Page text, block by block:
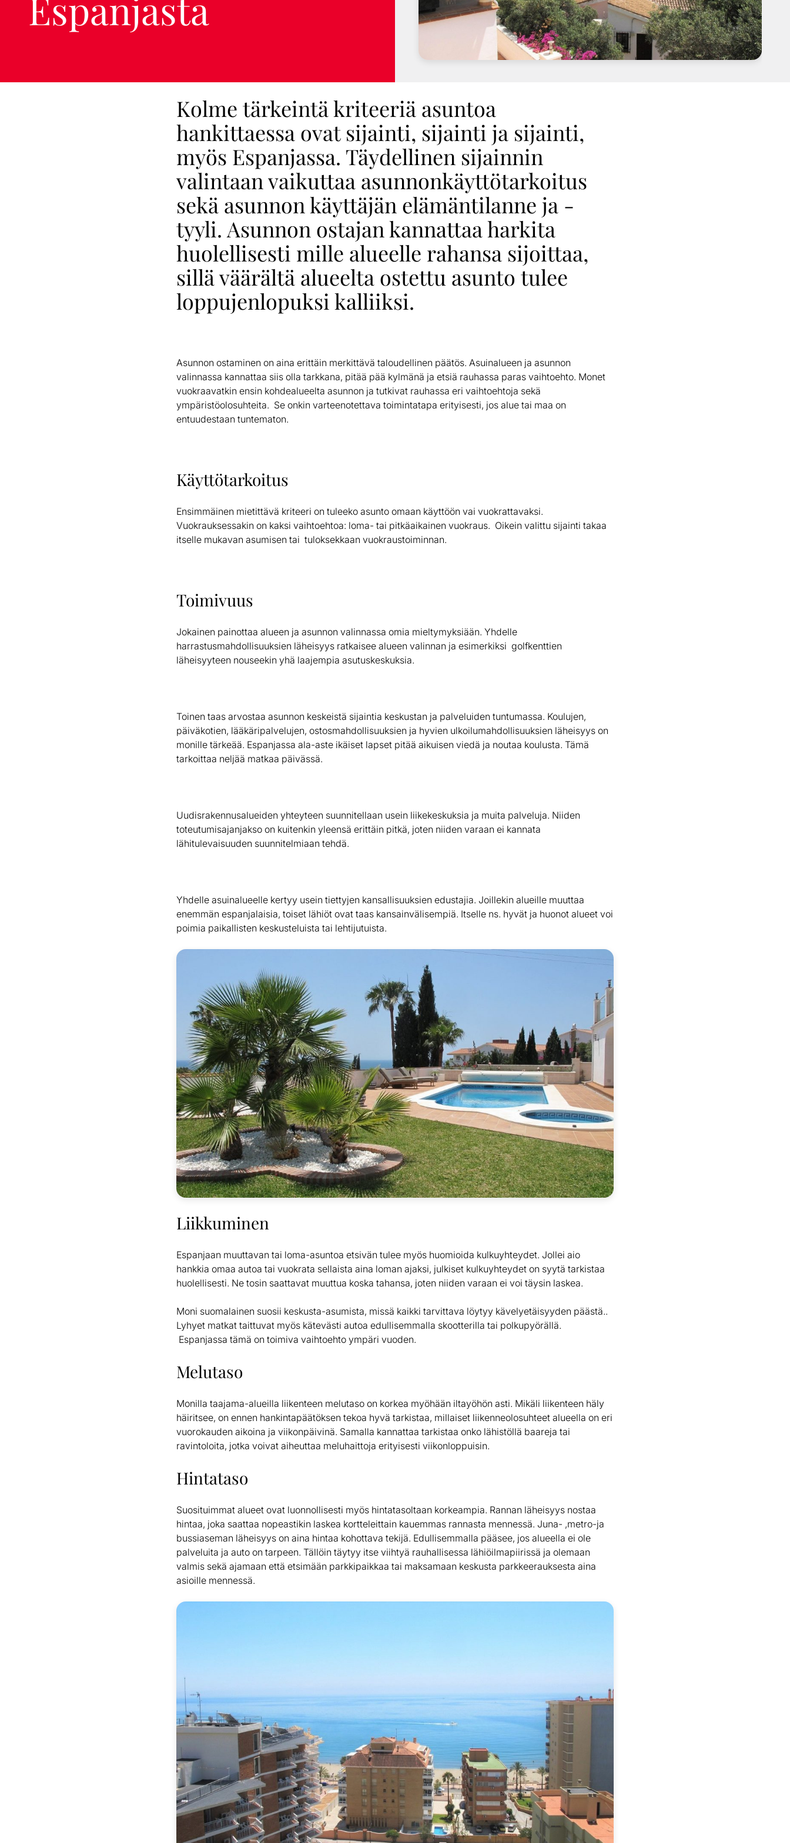
Kolme tärkeintä kriteeriä asuntoa
hankittaessa ovat sijainti, sijainti ja sijainti,
myös Espanjassa. Täydellinen sijainnin
valintaan vaikuttaa asunnonkäyttötarkoitus
sekä asunnon käyttäjän elämäntilanne ja -
tyyli. Asunnon ostajan kannattaa harkita
huolellisesti mille alueelle rahansa sijoittaa,
sillä väärältä alueelta ostettu asunto tulee
loppujenlopuksi kalliiksi.
Asunnon ostaminen on aina erittäin merkittävä taloudellinen päätös. Asuinalueen ja asunnon
valinnassa kannattaa siis olla tarkkana, pitää pää kylmänä ja etsiä rauhassa paras vaihtoehto. Monet
vuokraavatkin ensin kohdealueelta asunnon ja tutkivat rauhassa eri vaihtoehtoja sekä
ympäristöolosuhteita. Se onkin varteenotettava toimintatapa erityisesti, jos alue tai maa on
entuudestaan tuntematon.
Käyttötarkoitus
Ensimmäinen mietittävä kriteeri on tuleeko asunto omaan käyttöön vai vuokrattavaksi.
Vuokrauksessakin on kaksi vaihtoehtoa: loma- tai pitkäaikainen vuokraus. Oikein valittu sijainti takaa
itselle mukavan asumisen tai tuloksekkaan vuokraustoiminnan.
Toimivuus
Jokainen painottaa alueen ja asunnon valinnassa omia mieltymyksiään. Yhdelle
harrastusmahdollisuuksien läheisyys ratkaisee alueen valinnan ja esimerkiksi golfkenttien
läheisyyteen nouseekin yhä laajempia asutuskeskuksia.
Toinen taas arvostaa asunnon keskeistä sijaintia keskustan ja palveluiden tuntumassa. Koulujen,
päiväkotien, lääkäripalvelujen, ostosmahdollisuuksien ja hyvien ulkoilumahdollisuuksien läheisyys on
monille tärkeää. Espanjassa ala-aste ikäiset lapset pitää aikuisen viedä ja noutaa koulusta. Tämä
tarkoittaa neljää matkaa päivässä.
Uudisrakennusalueiden yhteyteen suunnitellaan usein liikekeskuksia ja muita palveluja. Niiden
toteutumisajanjakso on kuitenkin yleensä erittäin pitkä, joten niiden varaan ei kannata
lähitulevaisuuden suunnitelmiaan tehdä.
Yhdelle asuinalueelle kertyy usein tiettyjen kansallisuuksien edustajia. Joillekin alueille muuttaa
enemmän espanjalaisia, toiset lähiöt ovat taas kansainvälisempiä. Itselle ns. hyvät ja huonot alueet voi
poimia paikallisten keskusteluista tai lehtijutuista.
Liikkuminen
Espanjaan muuttavan tai loma-asuntoa etsivän tulee myös huomioida kulkuyhteydet. Jollei aio
hankkia omaa autoa tai vuokrata sellaista aina loman ajaksi, julkiset kulkuyhteydet on syytä tarkistaa
huolellisesti. Ne tosin saattavat muuttua koska tahansa, joten niiden varaan ei voi täysin laskea.
Moni suomalainen suosii keskusta-asumista, missä kaikki tarvittava löytyy kävelyetäisyyden päästä..
Lyhyet matkat taittuvat myös kätevästi autoa edullisemmalla skootterilla tai polkupyörällä.
Espanjassa tämä on toimiva vaihtoehto ympäri vuoden.
Melutaso
Monilla taajama-alueilla liikenteen melutaso on korkea myöhään iltayöhön asti. Mikäli liikenteen häly
häiritsee, on ennen hankintapäätöksen tekoa hyvä tarkistaa, millaiset liikenneolosuhteet alueella on eri
vuorokauden aikoina ja viikonpäivinä. Samalla kannattaa tarkistaa onko lähistöllä baareja tai
ravintoloita, jotka voivat aiheuttaa meluhaittoja erityisesti viikonloppuisin.
Hintataso
Suosituimmat alueet ovat luonnollisesti myös hintatasoltaan korkeampia. Rannan läheisyys nostaa
hintaa, joka saattaa nopeastikin laskea kortteleittain kauemmas rannasta mennessä. Juna- ,metro-ja
bussiaseman läheisyys on aina hintaa kohottava tekijä. Edullisemmalla pääsee, jos alueella ei ole
palveluita ja auto on tarpeen. Tällöin täytyy itse viihtyä rauhallisessa lähiöilmapiirissä ja olemaan
valmis sekä ajamaan että etsimään parkkipaikkaa tai maksamaan keskusta parkkeerauksesta aina
asioille mennessä.